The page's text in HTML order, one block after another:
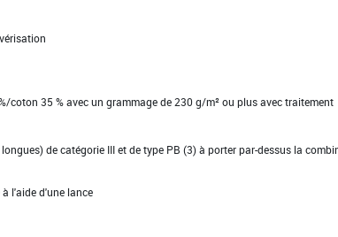
coton 35 % avec un grammage de 230 g/m² ou plus avec traitement
de catégorie III et de type PB (3) à porter par-dessus la
l'aide d'une lance